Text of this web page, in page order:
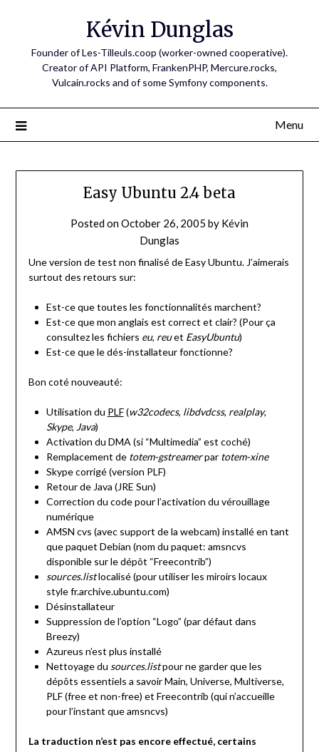
Kévin Dunglas
Founder of Les-Tilleuls.coop (worker-owned cooperative).
Creator of API Platform, FrankenPHP, Mercure.rocks,
Vulcain.rocks and of some Symfony components.
Menu
Easy Ubuntu 2.4 beta
Posted onOctober 26, 2005 by Kévin
Dunglas
Une version de test non finalisé de Easy Ubuntu. J’aimerais
surtout des retours sur:
Est-ce que toutes les fonctionnalités marchent?
Est-ce que mon anglais est correct et clair? (Pour ça
consultez les fichiers eu, reuet EasyUbuntu)
Est-ce que le dés-installateur fonctionne?
Bon coté nouveauté:
Utilisation du PLF(w32codecs, libdvdcss, realplay,
Skype, Java)
Activation du DMA (si “Multimedia” est coché)
Remplacement de totem-gstreamerpar totem-xine
Skype corrigé (version PLF)
Retour de Java (JRE Sun)
Correction du code pour l’activation du vérouillage
numérique
AMSN cvs (avec support de la webcam) installé en tant
que paquet Debian (nom du paquet: amsncvs
disponible sur le dépôt “Freecontrib”)
sources.listlocalisé (pour utiliser les miroirs locaux
style fr.archive.ubuntu.com)
Désinstallateur
Suppression de l’option “Logo” (par défaut dans
Breezy)
Azureus n’est plus installé
Nettoyage du sources.listpour ne garder que les
dépôts essentiels a savoir Main, Universe, Multiverse,
PLF (free et non-free) et Freecontrib (qui n’accueille
pour l’instant que amsncvs)
La traduction n’est pas encore effectué, certains